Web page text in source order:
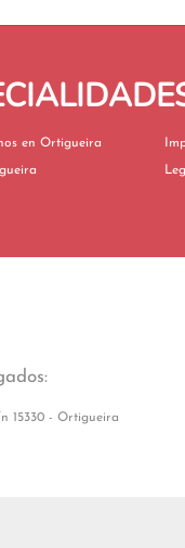
Herencia de Tíos a Sobrinos en Ortigueira
en Ortigueira
15330 - Ortigueira